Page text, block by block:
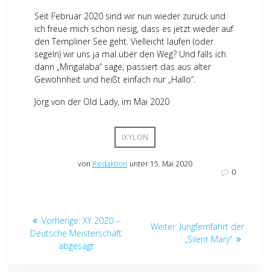
Seit Februar 2020 sind wir nun wieder zurück und
ich freue mich schon riesig, dass es jetzt wieder auf
den Templiner See geht. Vielleicht laufen (oder
segeln) wir uns ja mal über den Weg? Und falls ich
dann „Mingalaba“ sage, passiert das aus alter
Gewohnheit und heißt einfach nur „Hallo“.
Jörg von der Old Lady, im Mai 2020
IXYLON
von Redaktion unter 15. Mai 2020
0
Beitragsnavigation
Vorherige: Vorheriger
Beitrag:
XY 2020 –
Deutsche Meisterschaft
abgesagt
Weiter: Nächster
Beitrag:
Jungfernfahrt der
„Silent Mary“